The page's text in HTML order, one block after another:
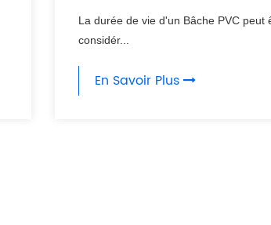
La durée de vie d'un Bâche PVC peut
considér...
En Savoir Plus